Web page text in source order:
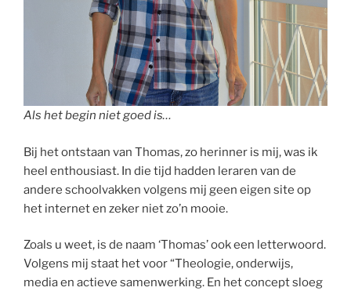
Als het begin niet goed is…
Bij het ontstaan van Thomas, zo herinner is mij, was ik
heel enthousiast. In die tijd hadden leraren van de
andere schoolvakken volgens mij geen eigen site op
het internet en zeker niet zo’n mooie.
Zoals u weet, is de naam ‘Thomas’ ook een letterwoord.
Volgens mij staat het voor “Theologie, onderwijs,
media en actieve samenwerking. En het concept sloeg